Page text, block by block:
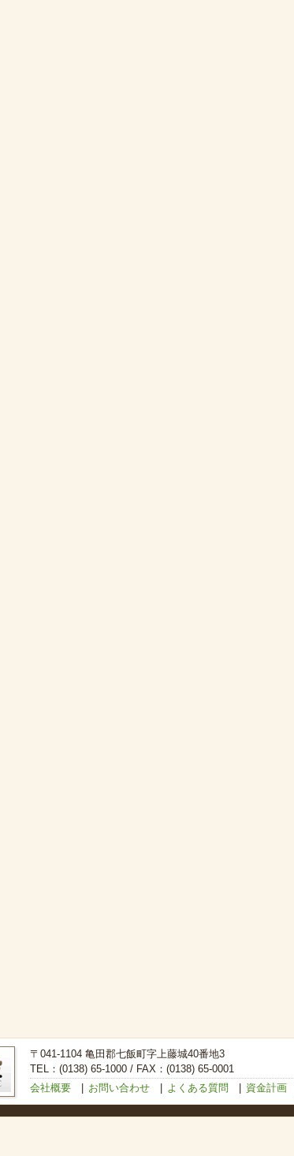
〒041-1104 亀田郡七飯町字上藤城40番地3
TEL：(0138) 65-1000 / FAX：(0138) 65-0001
会社概要| お問い合わせ| よくある質問 資金計画|